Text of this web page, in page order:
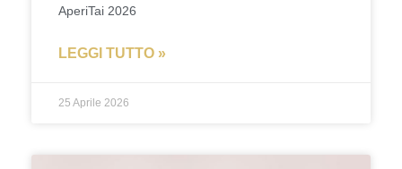
AperiTai 2026
LEGGI TUTTO »
25 Aprile 2026